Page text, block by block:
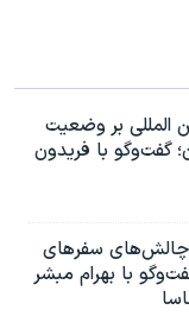
المللی بر وضعیت
گفت‌وگو با فریدون
سفرهای
با بهرام مبشر